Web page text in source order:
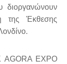
διοργανώνουν
της Έκθεσης
AGORA EXPO